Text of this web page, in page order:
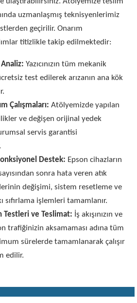
uzmanlaşmış teknisyenlerimiz
geçirilir. Onarım
titizlikle takip edilmektedir:
Analiz: Yazıcınızın tüm mekanik
test edilerek arızanın ana kök
Çalışmaları: Atölyemizde yapılan
ve değişen orijinal yedek
servis garantisi
Destek: Epson cihazların
sonra hata veren atık
değişimi, sistem resetleme ve
sıfırlama işlemleri tamamlanır.
Testleri ve Teslimat: İş akışınızın ve
trafiğinizin aksamaması adına tüm
sürelerde tamamlanarak çalışır
edilir.